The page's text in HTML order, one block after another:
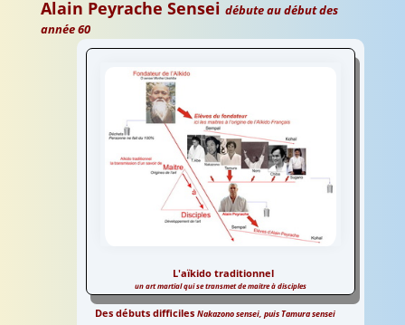
d'aïkido d'aïkido
d'aïkido
traditionel
d'aïkido
Alain Peyrache Sensei débute au début des
année 60
Aïkido traditionnel
la transmission d'un enseignement de
maitre à disciples
L'aïkido traditionnel
un art martial qui se transmet de maitre à disciples
Des débuts difficiles Nakazono sensei, puis Tamura sensei